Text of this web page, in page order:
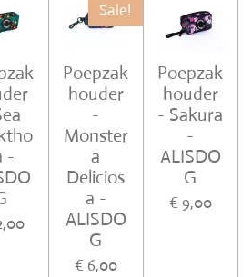
-
Sale!
Poepzak
houder
-
Monster
a
Delicios
a -
ALISDO
G
€ 6,00
Poepzak
houder
- Sakura
-
ALISDO
G
€ 9,00